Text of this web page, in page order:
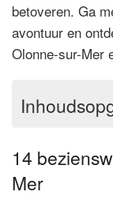
betoveren. Ga
avontuur en
Olonne-sur-Mer
14
Mer